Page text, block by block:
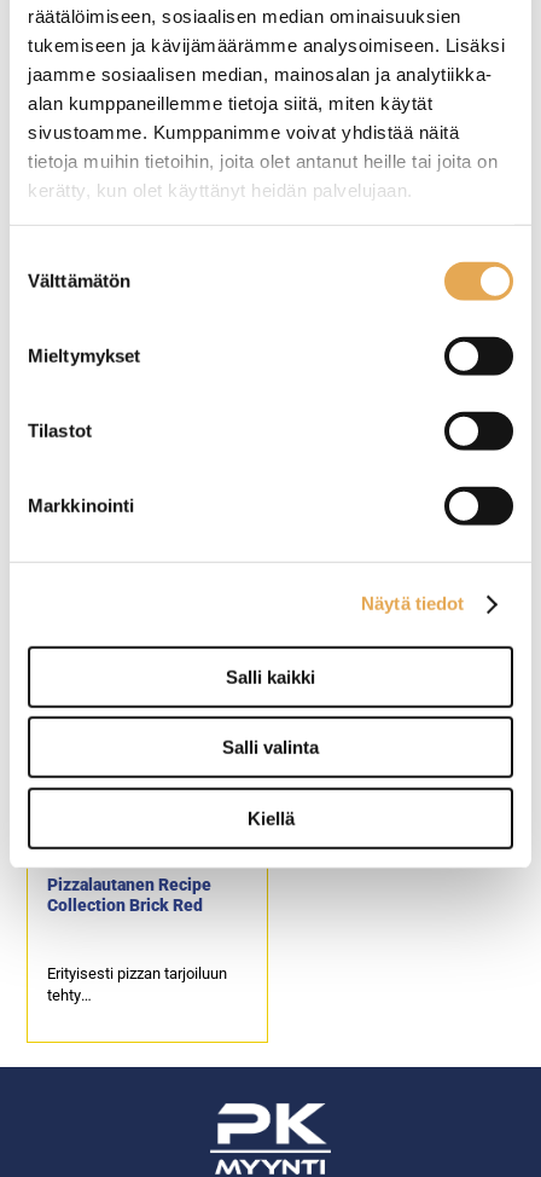
räätälöimiseen, sosiaalisen median ominaisuuksien
tukemiseen ja kävijämäärämme analysoimiseen. Lisäksi
jaamme sosiaalisen median, mainosalan ja analytiikka-
alan kumppaneillemme tietoja siitä, miten käytät
sivustoamme. Kumppanimme voivat yhdistää näitä
tietoja muihin tietoihin, joita olet antanut heille tai joita on
kerätty, kun olet käyttänyt heidän palvelujaan.
valinta
Välttämätön
Mieltymykset
Tilastot
Markkinointi
Näytä tiedot
Salli kaikki
Salli valinta
Kiellä
Pizzalapio pitkä varsi
Kevyt ja kestävä, valmistettu
Taikina kaavin teräs 150 x
110mm
varsi
alumiini
tehty
Moderni kuvio
Lasitettua, korkealaatuista
posliinia
Pizzalautanen Recipe
Collection Brick Red
Erityisesti pizzan tarjoiluun
tehty
on saanut inspiraationsa
Astianpesukoneen kestävä